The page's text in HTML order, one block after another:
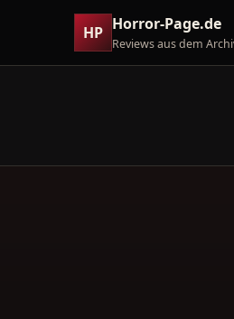
HP Horror-Page.de
Reviews aus dem